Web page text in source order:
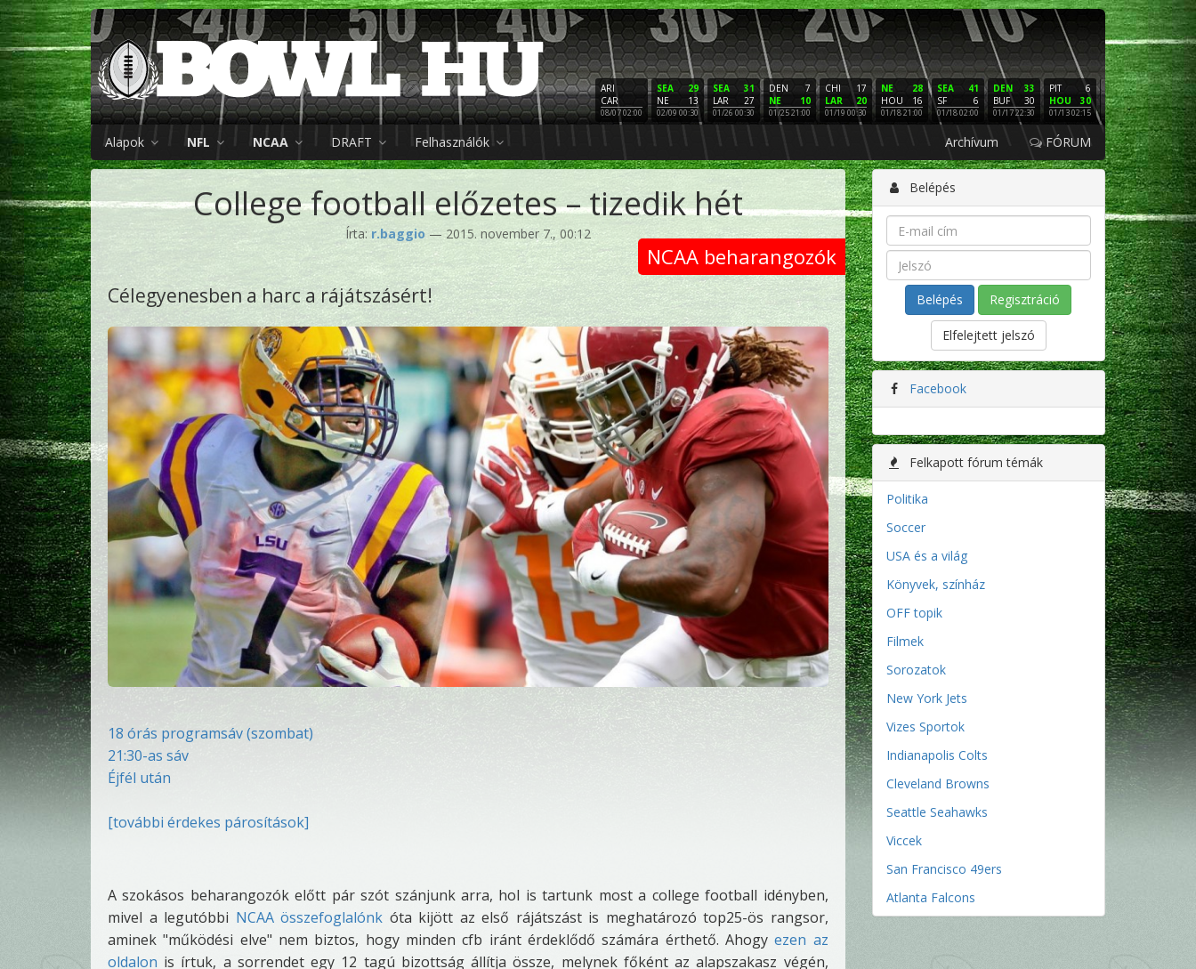
ARI
CAR
08/07 02:00
29
SEA
13
NE
02/09 00:30
31
SEA
27
LAR
01/26 00:30
7
DEN
10
NE
01/25 21:00
17
CHI
20
LAR
01/19 00:30
28
NE
16
HOU
01/18 21:00
41
SEA
6
SF
01/18 02:00
33
DEN
30
BUF
01/17 22:30
6
PIT
30
HOU
01/13 02:15
16
NE
3
LAC
01/12 02:00
PHI
SF
01/11
Alapok NFL NCAA DRAFT Felhasználók Archívum FÓRUM
College football előzetes – tizedik hét
Írta: r.baggio— 2015. november 7., 00:12
NCAA beharangozók
Célegyenesben a harc a rájátszásért!
18 órás programsáv (szombat)
21:30-as sáv
Éjfél után
[további érdekes párosítások]
A szokásos beharangozók előtt pár szót szánjunk arra, hol is tartunk most a college football idényben,
mivel a legutóbbi NCAA összefoglalónk óta kijött az első rájátszást is meghatározó top25-ös rangsor,
aminek "működési elve" nem biztos, hogy minden cfb iránt érdeklődő számára érthető. Ahogyezen az
oldalon is írtuk, a sorrendet egy 12 tagú bizottság állítja össze, melynek főként az alapszakasz végén,
Belépés
Regisztráció
Elfelejtett jelszó
Facebook
Felkapott fórum témák
Politika
Soccer
USA és a világ
Könyvek, színház
OFF topik
Filmek
Sorozatok
New York Jets
Vizes Sportok
Indianapolis Colts
Cleveland Browns
Seattle Seahawks
Viccek
San Francisco 49ers
Atlanta Falcons